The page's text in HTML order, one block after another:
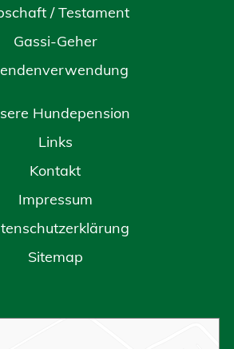
/ Testament
Gassi-Geher
Hundepension
Links
Kontakt
Impressum
Sitemap